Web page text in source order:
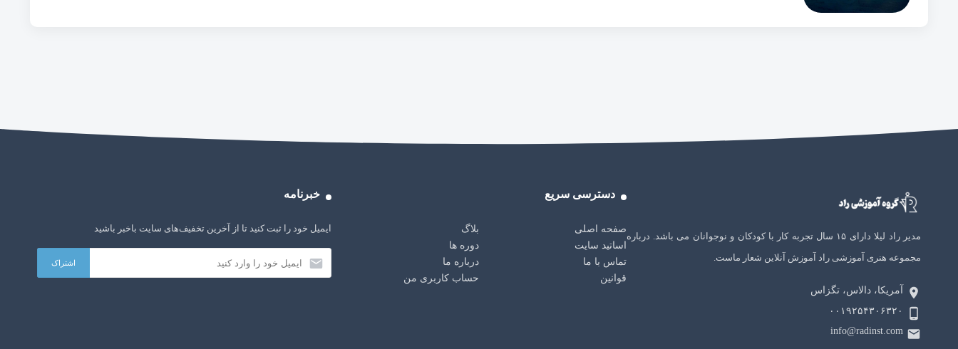
مدیر راد لیلا دارای ۱۵ سال تجربه کار با کودکان و نوجوانان می باشد. درباره
مجموعه هنری آموزشی راد آموزش آنلاین شعار ماست.
آمریکا، دالاس، تگزاس
۰۰۱۹۲۵۴۳۰۶۳۲۰
info@radinst.com
دسترسی سریع
صفحه اصلی
بلاگ
اساتید سایت
دوره ها
تماس با ما
درباره ما
قوانین
حساب کاربری من
خبرنامه
ایمیل خود را ثبت کنید تا از آخرین تخفیف‌های سایت باخبر باشید